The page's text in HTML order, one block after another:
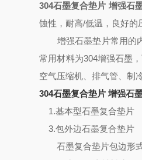
304石墨复合垫片 增强石
蚀性，耐高/低温，良好的
增强石墨垫片常用的内
常用材料为304增强石墨
空气压缩机、排气管、制
304石墨复合垫片 增强石
1.基本型石墨复合垫片
3.包外边石墨复合垫片
石墨复合垫片包边形式